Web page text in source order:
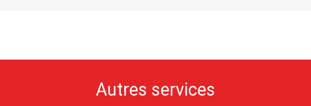
Autres services